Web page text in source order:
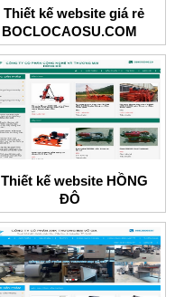
Thiết kế website giá rẻ
BOCLOCAOSU.COM
Thiết kế website HỒNG
ĐÔ